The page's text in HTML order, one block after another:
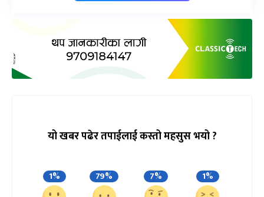
यो खबर पढेर तपाईलाई कस्तो महसुस भयो ?
1% 79% 7% 1%